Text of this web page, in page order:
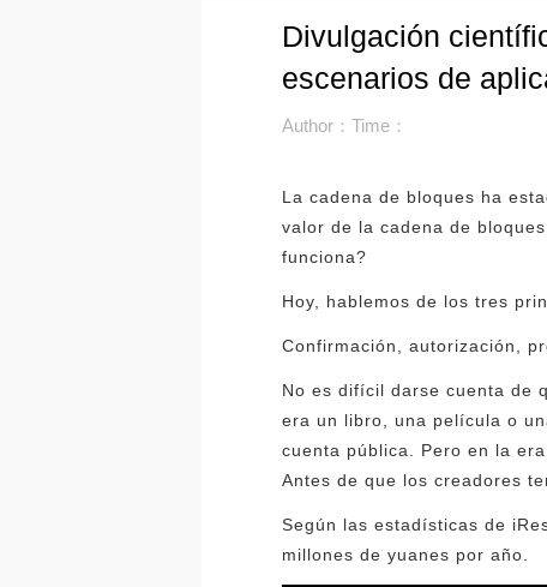
Divulgación
escenarios de
Author：Time：
La cadena de bloques ha
valor de la cadena de
funciona?
Hoy, hablemos de los tres
Confirmación, autorización,
No es difícil darse cuenta de
era un libro, una película o
cuenta pública. Pero en la
Antes de que los creadores
Según las estadísticas de
millones de yuanes por año.